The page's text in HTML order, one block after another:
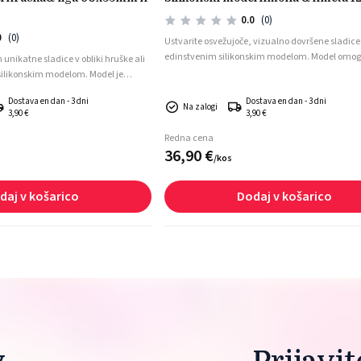
(0)
unikatne sladice v obliki hruške ali
modelom. Model je
ali celo pečenih dobrot, ki
mojstre kot profesionalne
Dostava en dan - 3 dni
3,90 €
v košarico
0.0 (0)
Ustvarite osvežujoče, vizualno dovršene
edinstvenim silikonskim modelom. Model
Na zalogi
Dostava en dan - 3 dni
3,90 €
Redna cena
36,90€/kos
Dodaj v košarico